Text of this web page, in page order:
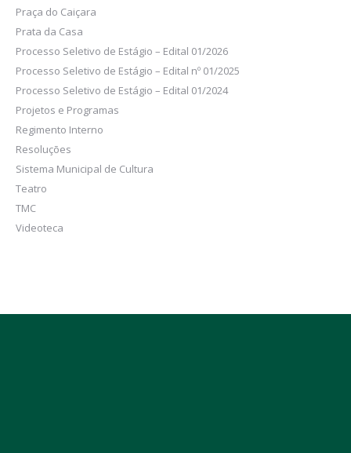
Praça do Caiçara
Prata da Casa
Processo Seletivo de Estágio – Edital 01/2026
Processo Seletivo de Estágio – Edital nº 01/2025
Processo Seletivo de Estágio – Edital 01/2024
Projetos e Programas
Regimento Interno
Resoluções
Sistema Municipal de Cultura
Teatro
TMC
Videoteca